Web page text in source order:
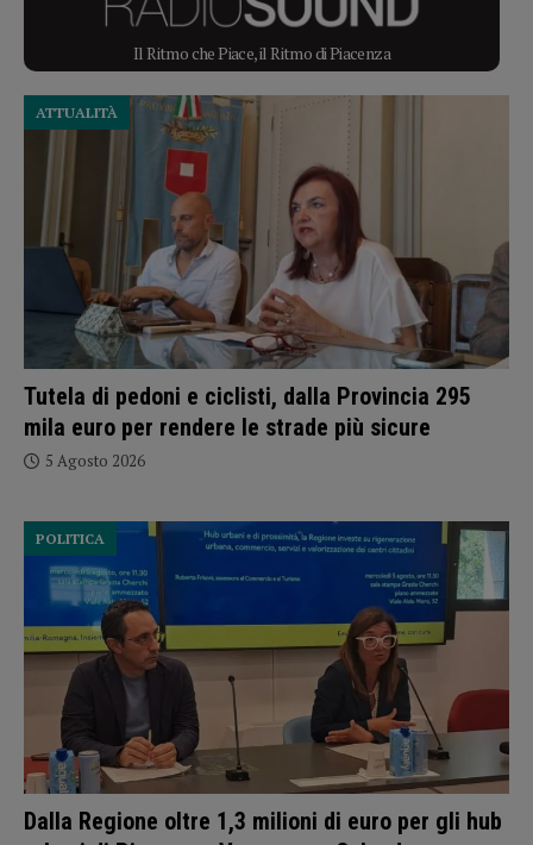
Il Ritmo che Piace, il Ritmo di Piacenza
Tutela di pedoni e ciclisti, dalla Provincia 295
mila euro per rendere le strade più sicure
ATTUALITÀ
5 Agosto 2026
Dalla Regione oltre 1,3 milioni di euro per gli hub
POLITICA